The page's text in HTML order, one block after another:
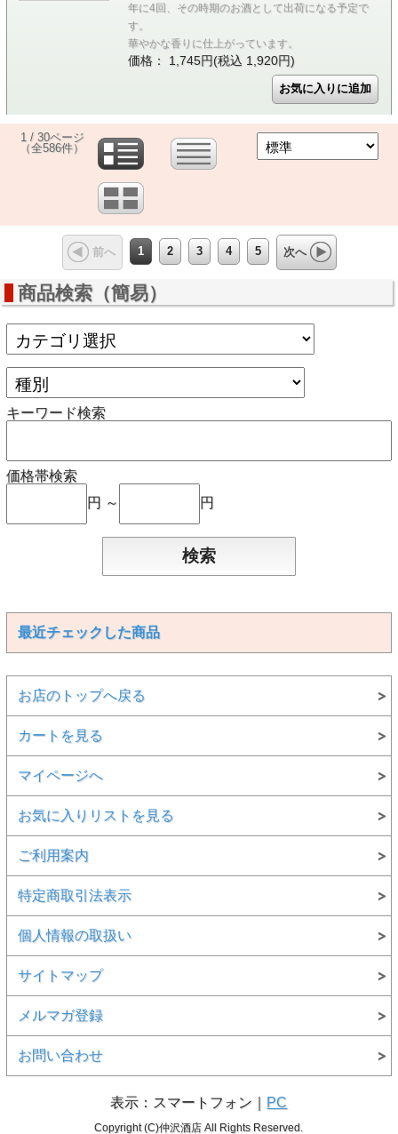
年に4回、その時期のお酒として出荷になる予定で
す。
華やかな香りに仕上がっています。
価格： 1,745円(税込 1,920円)
1 / 30ページ
（全586件）
前へ 1 2 3 4 5 次へ
商品検索（簡易）
キーワード検索
価格帯検索
円 ～
円
最近チェックした商品
お店のトップへ戻る
カートを見る
マイページへ
お気に入りリストを見る
ご利用案内
特定商取引法表示
個人情報の取扱い
サイトマップ
メルマガ登録
お問い合わせ
表示：スマートフォン｜ PC
Copyright (C)仲沢酒店 All Rights Reserved.